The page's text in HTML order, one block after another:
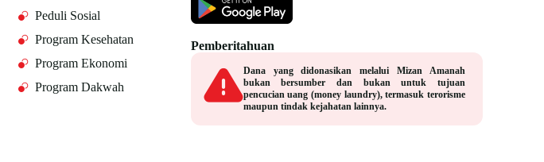
Peduli Sosial
Program Kesehatan
Program Ekonomi
Program Dakwah
Pemberitahuan
Dana yang didonasikan melalui Mizan Amanah
bukan bersumber dan bukan untuk tujuan
pencucian uang (money laundry), termasuk terorisme
maupun tindak kejahatan lainnya.